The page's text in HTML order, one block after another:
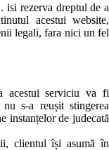
rezerva dreptul de a
acestui website,
legali, fara nici un fel
acestui serviciu va fi
s-a reușit stingerea
instanțelor de judecată
clientul își asumă în